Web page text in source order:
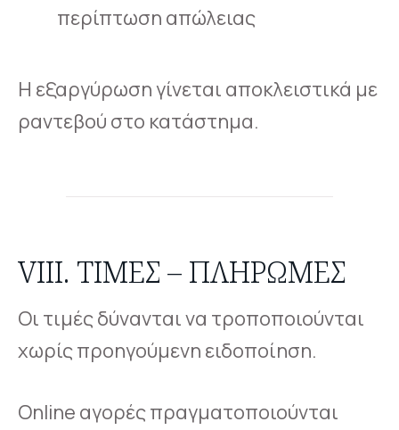
περίπτωση απώλειας
Η εξαργύρωση γίνεται αποκλειστικά με
ραντεβού στο κατάστημα.
VIII. ΤΙΜΈΣ – ΠΛΗΡΩΜΈΣ
Οι τιμές δύνανται να τροποποιούνται
χωρίς προηγούμενη ειδοποίηση.
Online αγορές πραγματοποιούνται